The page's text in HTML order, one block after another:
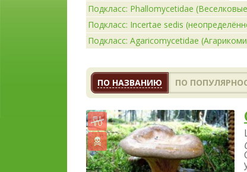
Подкласс: Phallomycetidae
Подкласс: Incertae sedis
Подкласс: Agaricomycetidae
ПО НАЗВАНИЮ ПО